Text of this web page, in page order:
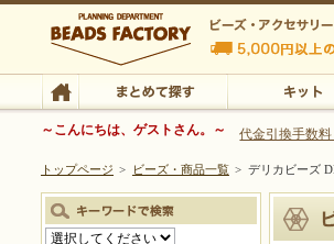
ビーズファクトリー ビーズ・パーツ・金具など
ビーズ・アクセサリ
ビーズ・アクセサリーの専門店 ビーズファクト
TOP まとめて探す
～こんにちは、ゲストさん。～ 代金引換手数
トップページ > ビーズ・商品一覧 > デリカビーズ